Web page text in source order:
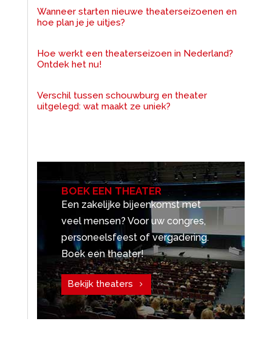
Wanneer starten nieuwe theaterseizoenen en
hoe plan je je uitjes?
Hoe werkt een theaterseizoen in Nederland?
Ontdek het nu!
Verschil tussen schouwburg en theater
uitgelegd: wat maakt ze uniek?
BOEK EEN THEATER
Een zakelijke bijeenkomst met
veel mensen? Voor uw congres,
personeelsfeest of vergadering.
Boek een theater!
Bekijk theaters